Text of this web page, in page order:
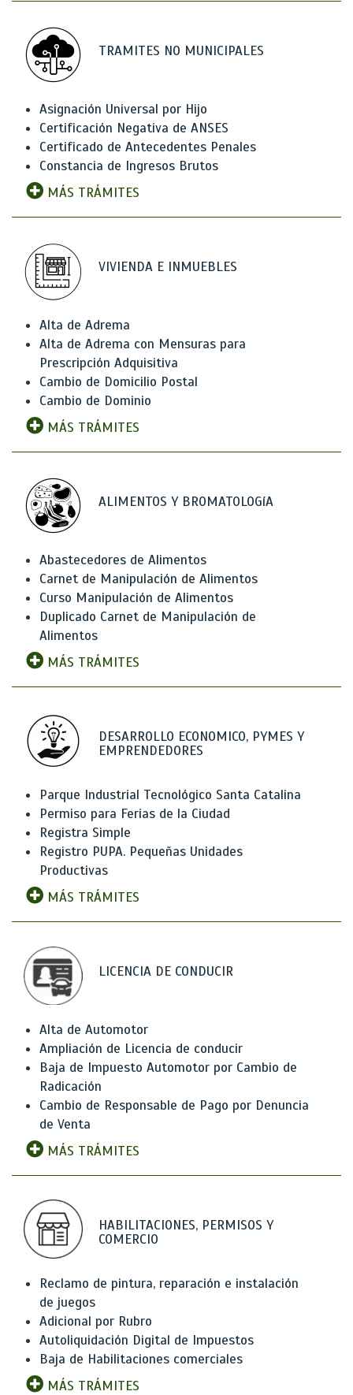
TRAMITES NO MUNICIPALES
Asignación Universal por Hijo
Certificación Negativa de ANSES
Certificado de Antecedentes Penales
Constancia de Ingresos Brutos
MÁS TRÁMITES
VIVIENDA E INMUEBLES
Alta de Adrema
Alta de Adrema con Mensuras para
Prescripción Adquisitiva
Cambio de Domicilio Postal
Cambio de Dominio
MÁS TRÁMITES
ALIMENTOS Y BROMATOLOGíA
Abastecedores de Alimentos
Carnet de Manipulación de Alimentos
Curso Manipulación de Alimentos
Duplicado Carnet de Manipulación de
Alimentos
MÁS TRÁMITES
DESARROLLO ECONOMICO, PYMES Y
EMPRENDEDORES
Parque Industrial Tecnológico Santa Catalina
Permiso para Ferias de la Ciudad
Registra Simple
Registro PUPA. Pequeñas Unidades
Productivas
MÁS TRÁMITES
LICENCIA DE CONDUCIR
Alta de Automotor
Ampliación de Licencia de conducir
Baja de Impuesto Automotor por Cambio de
Radicación
Cambio de Responsable de Pago por Denuncia
de Venta
MÁS TRÁMITES
HABILITACIONES, PERMISOS Y
COMERCIO
Reclamo de pintura, reparación e instalación
de juegos
Adicional por Rubro
Autoliquidación Digital de Impuestos
Baja de Habilitaciones comerciales
MÁS TRÁMITES